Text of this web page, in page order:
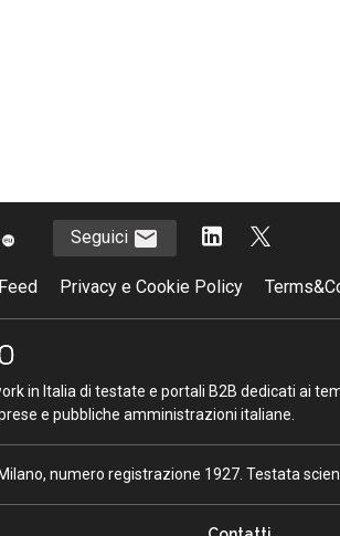
Seguici
Privacy e Cookie Policy
in Italia di testate e portali B2B dedicati ai
e pubbliche amministrazioni italiane.
numero registrazione 1927. Testata